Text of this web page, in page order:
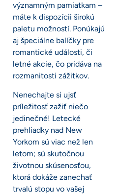
významným pamiatkam –
máte k dispozícii širokú
paletu možností. Ponúkajú
aj špeciálne balíčky pre
romantické události, či
letné akcie, čo pridáva na
rozmanitosti zážitkov.
Nenechajte si ujsť
príležitosť zažiť niečo
jedinečné! Letecké
prehliadky nad New
Yorkom sú viac než len
letom; sú skutočnou
životnou skúsenosťou,
ktorá dokáže zanechať
trvalú stopu vo vašej